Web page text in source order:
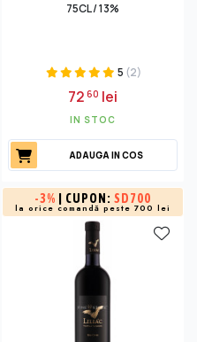
75CL / 13%
5 (2)
7260 lei
IN STOC
ADAUGA IN COS
-3% | CUPON: SD700
la orice comandă peste 700 lei